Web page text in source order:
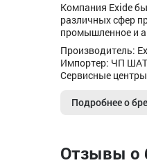
Компания Exide
различных сфер
промышленное и
Производитель:
Импортер: ЧП
Сервисные
Подробнее о
Отзывы о